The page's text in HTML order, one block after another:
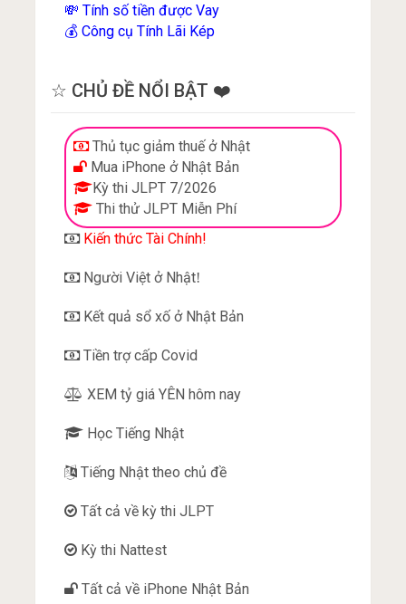
💸Tính số tiền được Vay
💰Công cụ Tính Lãi Kép
☆ CHỦ ĐỀ NỔI BẬT ❤️
Thủ tục giảm thuế ở Nhật
Mua iPhone ở Nhật Bản
Kỳ thi JLPT 7/2026
Thi thử JLPT Miễn Phí
Kiến thức Tài Chính!
Người Việt ở Nhật!
Kết quả sổ xố ở Nhật Bản
Tiền trợ cấp Covid
XEM tỷ giá YÊN hôm nay
Học Tiếng Nhật
Tiếng Nhật theo chủ đề
Tất cả về kỳ thi JLPT
Kỳ thi Nattest
Tất cả về iPhone Nhật Bản